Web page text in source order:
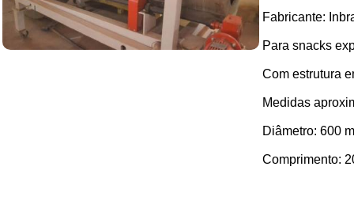
Fabricante:
Para snacks
Com estrutura
Medidas
Diâmetro: 600
Comprimento: